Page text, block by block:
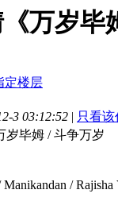
万岁毕
3 03:12:52 | 只看该
岁毕姆 / 斗争万岁
/